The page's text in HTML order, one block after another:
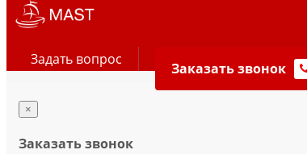
Задать вопрос
Заказать звонок
×
Заказать звонок